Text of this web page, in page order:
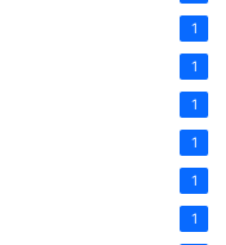
1
1
1
1
1
1